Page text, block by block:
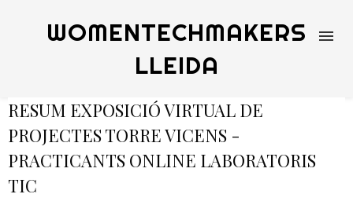
WOMENTECHMAKERS
LLEIDA
RESUM EXPOSICIÓ VIRTUAL DE
PROJECTES TORRE VICENS -
PRACTICANTS ONLINE LABORATORIS
TIC